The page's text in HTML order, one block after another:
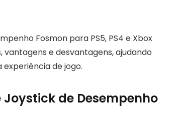
Fosmon para PS5, PS4 e Xbox
e desvantagens, ajudando
de jogo.
Joystick de Desempenho